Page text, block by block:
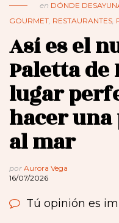
en DÓNDE
GOURMET, RESTAURANTES,
Así es el
Paletta de
lugar
hacer
al mar
por Aurora Vega
16/07/2026
Tú opinión es